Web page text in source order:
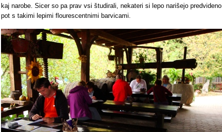
kaj narobe. Sicer so pa prav vsi študirali, nekateri si lepo narišejo predvideno
pot s takimi lepimi flourescentnimi barvicami.